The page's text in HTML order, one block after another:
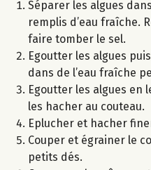
Séparer les algues
remplis d’eau fraîche.
faire tomber le sel.
Egoutter les algues
dans de l’eau fraîche
Egoutter les algues en
les hacher au couteau.
Eplucher et hacher
Couper et égrainer le
petits dés.